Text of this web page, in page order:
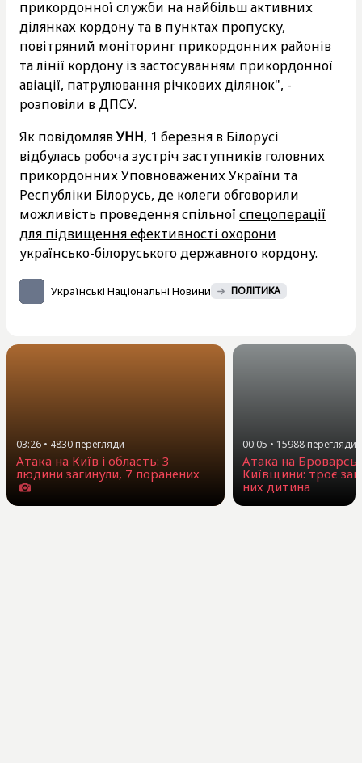
прикордонної служби на найбільш активних
ділянках кордону та в пунктах пропуску,
повітряний моніторинг прикордонних районів
та лінії кордону із застосуванням прикордонної
авіації, патрулювання річкових ділянок", -
розповіли в ДПСУ.
Як повідомлявУНН, 1 березня в Білорусі
відбулась робоча зустріч заступників головних
прикордонних Уповноважених України та
Республіки Білорусь, де колеги обговорили
можливість проведення спільної спецоперації
для підвищення ефективності охорони
українсько-білоруського державного кордону.
Українські Національні Новини ПОЛІТИКА
03:26 • 4830перегляди
Атака на Київ і область: 3
людини загинули, 7 поранених
00:05 • 15988 перегляди
Атака на
Київщини: троє
них дитина